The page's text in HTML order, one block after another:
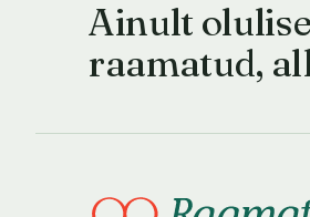
Ainult
raamatud,